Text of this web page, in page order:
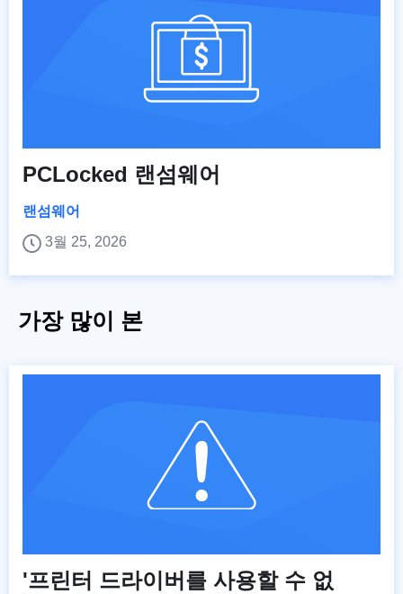
PCLocked 랜섬웨어
랜섬웨어
3월 25, 2026
가장 많이 본
'프린터 드라이버를 사용할 수 없